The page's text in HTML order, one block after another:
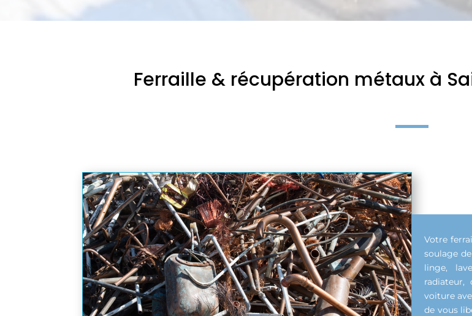
Ferraille & récupération métaux à
Votre
soulage
linge,
radiateur,
voiture
de vous